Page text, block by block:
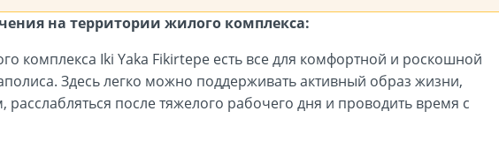
на территории жилого комплекса:
комплекса Iki Yaka Fikirtepe есть все для комфортной и роскошной
Здесь легко можно поддерживать активный образ жизни,
расслабляться после тяжелого рабочего дня и проводить время с